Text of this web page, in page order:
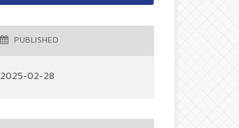
PUBLISHED
2025-02-28